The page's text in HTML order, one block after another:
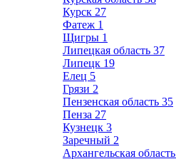
Курск 27
Фатеж 1
Щигры 1
Липецкая область 37
Липецк 19
Елец 5
Грязи 2
Пензенская область 35
Пенза 27
Кузнецк 3
Заречный 2
Архангельская область